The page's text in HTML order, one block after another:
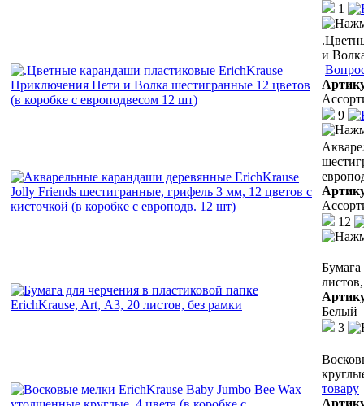
1
и
9
12
Бумага
Белый
3
товару